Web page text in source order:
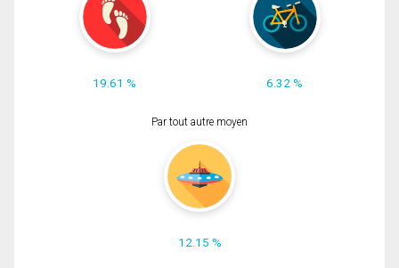
19.61 % 6.32 %
Par tout autre moyen
12.15 %